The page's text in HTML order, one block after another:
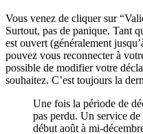
Vous venez de cliquer sur
Surtout, pas de panique. Tant
est ouvert (généralement
pouvez vous reconnecter à
possible de modifier votre
souhaitez. C’est toujours la
Une fois la période de
pas perdu. Un service
début août à mi-